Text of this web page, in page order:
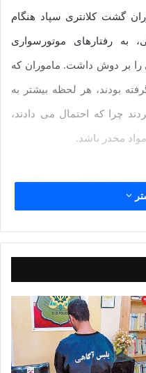
گشت کلانتری سپاد هنگام
به رفتارهای موتورسواری
بر دوش داشت. ماموران که
بودند، هر لحظه بیشتر به
چرا که احتمال می دادند،
مخدر باشد.
شدند و مدارک موتورسیکلت را
کلاه کاسکت بزرگی بر سر
سخن بگوید به این دلیل فقط
فقط مقدار زیادی
سرقت موتورسیکلت بدون
افزوده شده بود که آن ها به